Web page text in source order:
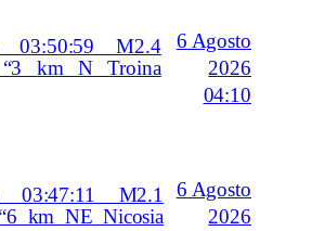
03:50:59 M2.4
“3 km N Troina
6 Agosto
2026
04:10
03:47:11 M2.1
km NE Nicosia
6 Agosto
2026